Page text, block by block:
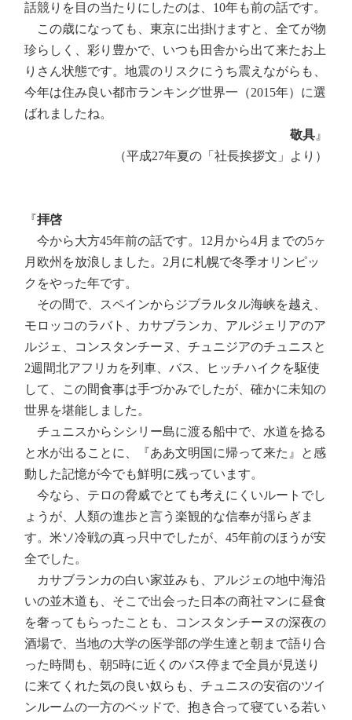
話競りを目の当たりにしたのは、10年も前の話です。
この歳になっても、東京に出掛けますと、全てが物
珍らしく、彩り豊かで、いつも田舎から出て来たお上
りさん状態です。地震のリスクにうち震えながらも、
今年は住み良い都市ランキング世界一（2015年）に選
ばれましたね。
敬具』
（平成27年夏の「社長挨拶文」より）
『拝啓
今から大方45年前の話です。12月から4月までの5ヶ
月欧州を放浪しました。2月に札幌で冬季オリンピッ
クをやった年です。
その間で、スペインからジブラルタル海峡を越え、
モロッコのラバト、カサブランカ、アルジェリアのア
ルジェ、コンスタンチーヌ、チュニジアのチュニスと
2週間北アフリカを列車、バス、ヒッチハイクを駆使
して、この間食事は手づかみでしたが、確かに未知の
世界を堪能しました。
チュニスからシシリー島に渡る船中で、水道を捻る
と水が出ることに、『ああ文明国に帰って来た』と感
動した記憶が今でも鮮明に残っています。
今なら、テロの脅威でとても考えにくいルートでし
ょうが、人類の進歩と言う楽観的な信奉が揺らぎま
す。米ソ冷戦の真っ只中でしたが、45年前のほうが安
全でした。
カサブランカの白い家並みも、アルジェの地中海沿
いの並木道も、そこで出会った日本の商社マンに昼食
を奢ってもらったことも、コンスタンチーヌの深夜の
酒場で、当地の大学の医学部の学生達と朝まで語り合
った時間も、朝5時に近くのバス停まで全員が見送り
に来てくれた気の良い奴らも、チュニスの安宿のツイ
ンルームの一方のベッドで、抱き合って寝ている若い